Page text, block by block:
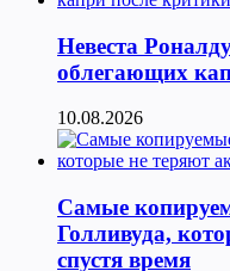
Невеста
облегающих
10.08.2026
Самые
Голливуда,
спустя время